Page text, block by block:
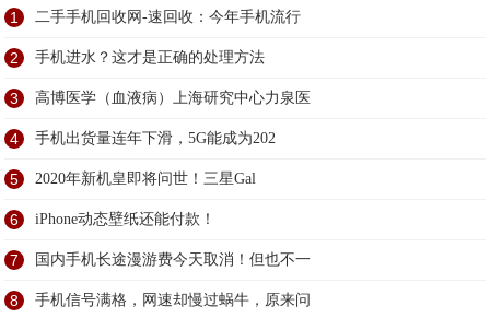
1 二手手机回收网-速回收：今年手机流行
2 手机进水？这才是正确的处理方法
3 高博医学（血液病）上海研究中心力泉医
4 手机出货量连年下滑，5G能成为202
5 2020年新机皇即将问世！三星Gal
6 iPhone动态壁纸还能付款！
7 国内手机长途漫游费今天取消！但也不一
8 手机信号满格，网速却慢过蜗牛，原来问